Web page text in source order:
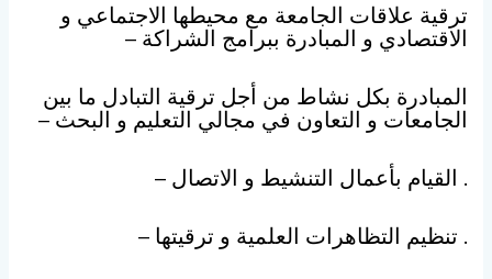
ترقية علاقات الجامعة مع محيطها الاجتماعي و
الاقتصادي و المبادرة ببرامج الشراكة –
المبادرة بكل نشاط من أجل ترقية التبادل ما بين
الجامعات و التعاون في مجالي التعليم و البحث –
. القيام بأعمال التنشيط و الاتصال –
. تنظيم التظاهرات العلمية و ترقيتها –